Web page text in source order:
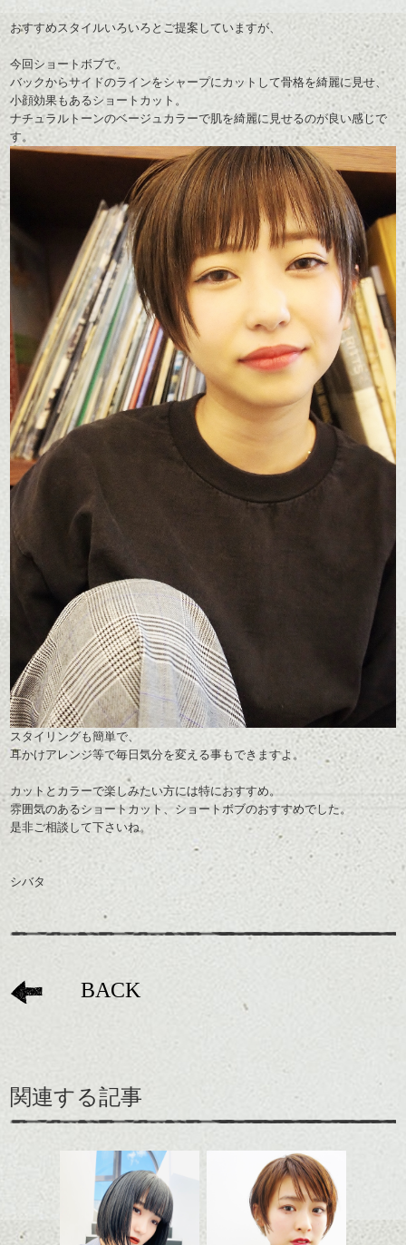
おすすめスタイルいろいろとご提案していますが、
今回ショートボブで。
バックからサイドのラインをシャープにカットして骨格を綺麗に見せ、
小顔効果もあるショートカット。
ナチュラルトーンのベージュカラーで肌を綺麗に見せるのが良い感じで
す。
スタイリングも簡単で、
耳かけアレンジ等で毎日気分を変える事もできますよ。
カットとカラーで楽しみたい方には特におすすめ。
雰囲気のあるショートカット、ショートボブのおすすめでした。
是非ご相談して下さいね。
シバタ
BACK
関連する記事